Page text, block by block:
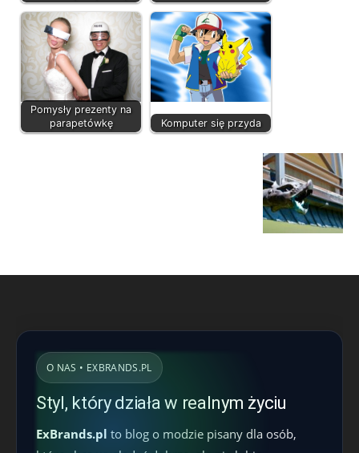
Pomysły prezenty na
parapetówkę
Komputer się przyda
O NAS • EXBRANDS.PL
Styl, który działa w realnym życiu
ExBrands.pl to blog o modzie pisany dla osób,